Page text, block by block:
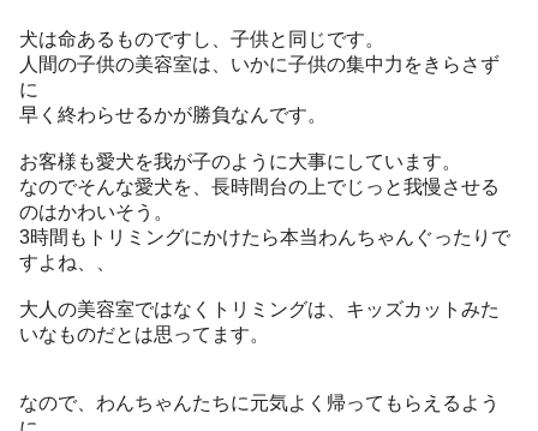
犬は命あるものですし、子供と同じです。
人間の子供の美容室は、いかに子供の集中力をきらさず
に
早く終わらせるかが勝負なんです。
お客様も愛犬を我が子のように大事にしています。
なのでそんな愛犬を、長時間台の上でじっと我慢させる
のはかわいそう。
3時間もトリミングにかけたら本当わんちゃんぐったりで
すよね、、
大人の美容室ではなくトリミングは、キッズカットみた
いなものだとは思ってます。
なので、わんちゃんたちに元気よく帰ってもらえるよう